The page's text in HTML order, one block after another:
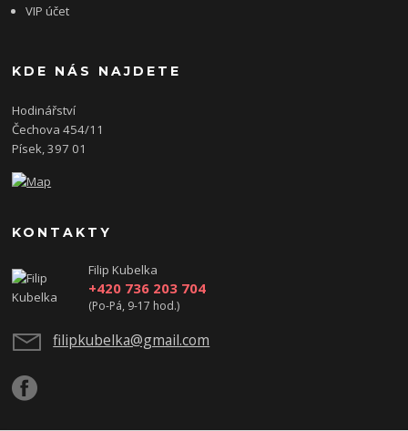
VIP účet
KDE NÁS NAJDETE
Hodinářství
Čechova 454/11
Písek, 397 01
KONTAKTY
Filip Kubelka
+420 736 203 704
(Po-Pá, 9-17 hod.)
filipkubelka@gmail.com